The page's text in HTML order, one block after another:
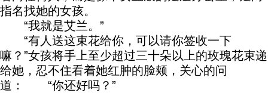
指名找她的女孩。
“我就是艾兰。”
“有人送这束花给你，可以请你签收一下
嘛？”女孩将手上至少超过三十朵以上的玫瑰花束递
给她，忍不住看着她红肿的脸颊，关心的问
道： “你还好吗？”